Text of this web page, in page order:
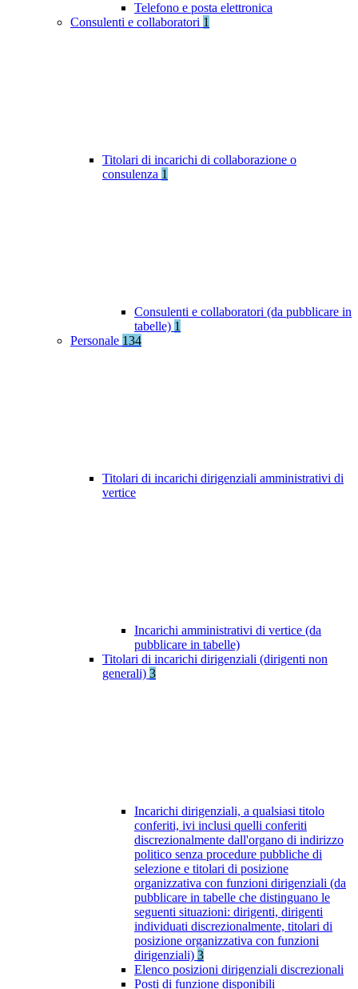
Telefono e posta elettronica
Consulenti e collaboratori 1
Titolari di incarichi di collaborazione o
consulenza 1
Consulenti e collaboratori (da pubblicare in
tabelle) 1
Personale 134
Titolari di incarichi dirigenziali amministrativi di
vertice
Incarichi amministrativi di vertice (da
pubblicare in tabelle)
Titolari di incarichi dirigenziali (dirigenti non
generali) 3
Incarichi dirigenziali, a qualsiasi titolo
conferiti, ivi inclusi quelli conferiti
discrezionalmente dall'organo di indirizzo
politico senza procedure pubbliche di
selezione e titolari di posizione
organizzativa con funzioni dirigenziali (da
pubblicare in tabelle che distinguano le
seguenti situazioni: dirigenti, dirigenti
individuati discrezionalmente, titolari di
posizione organizzativa con funzioni
dirigenziali) 3
Elenco posizioni dirigenziali discrezionali
Posti di funzione disponibili